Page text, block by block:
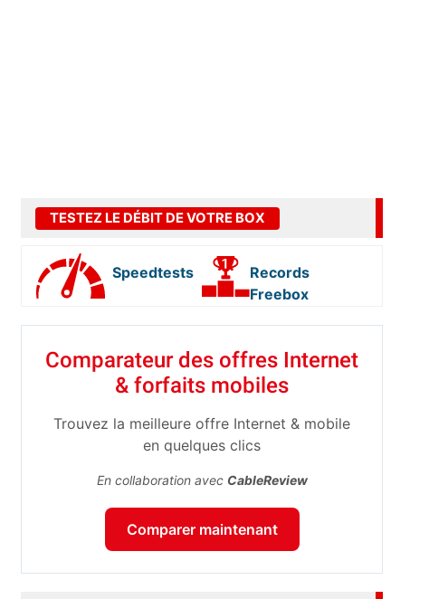
TESTEZ LE DÉBIT DE VOTRE BOX
Speedtests
Records
Freebox
Comparateur des offres Internet
& forfaits mobiles
Trouvez la meilleure offre Internet & mobile
en quelques clics
En collaboration avec CableReview
Comparer maintenant